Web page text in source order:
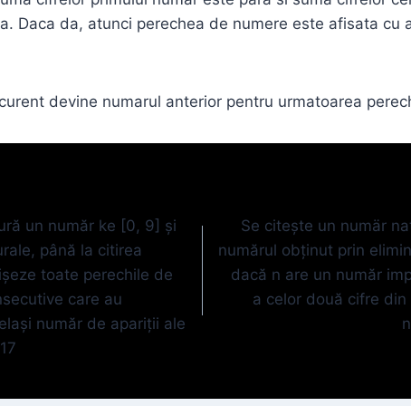
Daca da, atunci perechea de numere este afisata cu
devine numarul anterior pentru urmatoarea
un număr ke [0, 9] şi
până la citirea
toate perechile de
care au
număr de apariții ale
Se citeşte un numär
numărul obţinut prin
dacă n are un număr
a celor două cifre